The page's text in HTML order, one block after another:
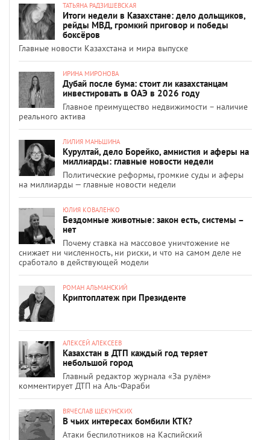
ТАТЬЯНА РАДЗИШЕВСКАЯ
Итоги недели в Казахстане: дело дольщиков,
рейды МВД, громкий приговор и победы
боксёров
Главные новости Казахстана и мира выпуске
ИРИНА МИРОНОВА
Дубай после бума: стоит ли казахстанцам
инвестировать в ОАЭ в 2026 году
Главное преимущество недвижимости – наличие
реального актива
ЛИЛИЯ МАНЬШИНА
Курултай, дело Борейко, амнистия и аферы на
миллиарды: главные новости недели
Политические реформы, громкие суды и аферы
на миллиарды — главные новости недели
ЮЛИЯ КОВАЛЕНКО
Бездомные животные: закон есть, системы –
нет
Почему ставка на массовое уничтожение не
снижает ни численность, ни риски, и что на самом деле не
сработало в действующей модели
РОМАН АЛЬМАНСКИЙ
Криптоплатеж при Президенте
АЛЕКСЕЙ АЛЕКСЕЕВ
Казахстан в ДТП каждый год теряет
небольшой город
Главный редактор журнала «За рулём»
комментирует ДТП на Аль-Фараби
ВЯЧЕСЛАВ ЩЕКУНСКИХ
В чьих интересах бомбили КТК?
Атаки беспилотников на Каспийский